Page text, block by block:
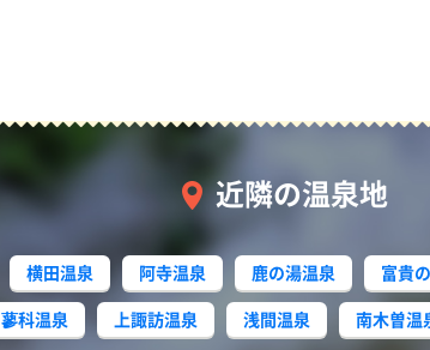
近隣の温泉地
横田温泉 阿寺温泉 鹿の湯温泉 富貴
蓼科温泉 上諏訪温泉 浅間温泉 南木曽温